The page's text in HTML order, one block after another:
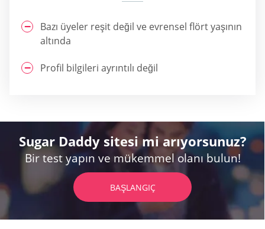
Bazı üyeler reşit değil ve evrensel flört yaşının
altında
Profil bilgileri ayrıntılı değil
Sugar Daddy sitesi mi arıyorsunuz?
Bir test yapın ve mükemmel olanı bulun!
BAŞLANGIÇ